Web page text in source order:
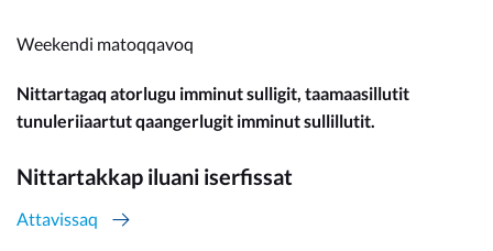
Weekendi matoqqavoq
Nittartagaq atorlugu imminut sulligit, taamaasillutit
tunuleriiaartut qaangerlugit imminut sullillutit.
Nittartakkap iluani iserfissat
Attavissaq